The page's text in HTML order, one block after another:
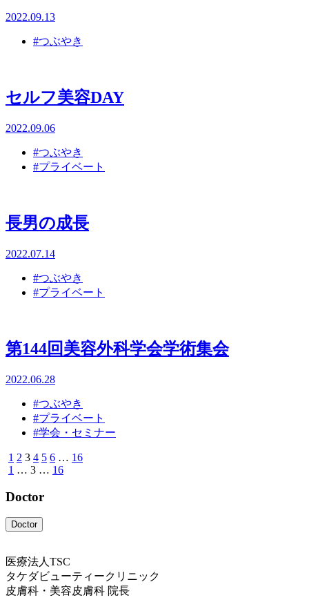
2022.09.13
#つぶやき
セルフ美容DAY
2022.09.06
#つぶやき
#プライベート
長男の成長
2022.07.14
#つぶやき
#プライベート
第144回美容外科学会学術集会
2022.06.28
#つぶやき
#プライベート
#学会・セミナー
1 2 3 4 5 6 … 16
1 … 3 … 16
Doctor
Doctor
医療法人TSC
タケダビューティークリニック
皮膚科・美容皮膚科 院長